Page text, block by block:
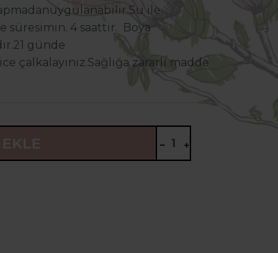
uygulanabilir.Su ile
süresi min. 4 saattir. Boya
21 günde
çalkalayınız.Sağlığa zararlı madde